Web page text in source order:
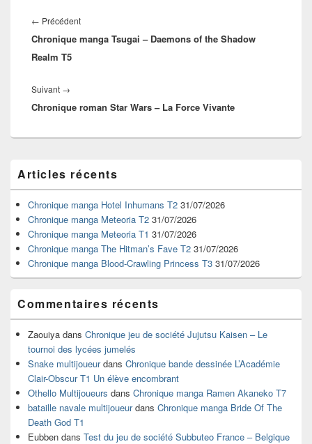
de
l’article
← PrécédentArticle
précédent :
Chronique manga Tsugai – Daemons of the Shadow
Realm T5
Suivant →
suivant :
Chronique roman Star Wars – La Force Vivante
principale
de
widget
pour
barre
latérale
Articles récents
Chronique manga Hotel Inhumans T2 31/07/2026
Chronique manga Meteoria T2 31/07/2026
Chronique manga Meteoria T1 31/07/2026
Chronique manga The Hitman’s Fave T2 31/07/2026
Chronique manga Blood-Crawling Princess T3 31/07/2026
Commentaires récents
Zaouiya dans Chronique jeu de société Jujutsu Kaisen – Le
tournoi des lycées jumelés
Snake multijoueurdans Chronique bande dessinée L’Académie
Clair-Obscur T1 Un élève encombrant
Othello Multijoueurs dans Chronique manga Ramen Akaneko T7
bataille navale multijoueurdans Chronique manga Bride Of The
Death God T1
Eubben dans Test du jeu de société Subbuteo France – Belgique